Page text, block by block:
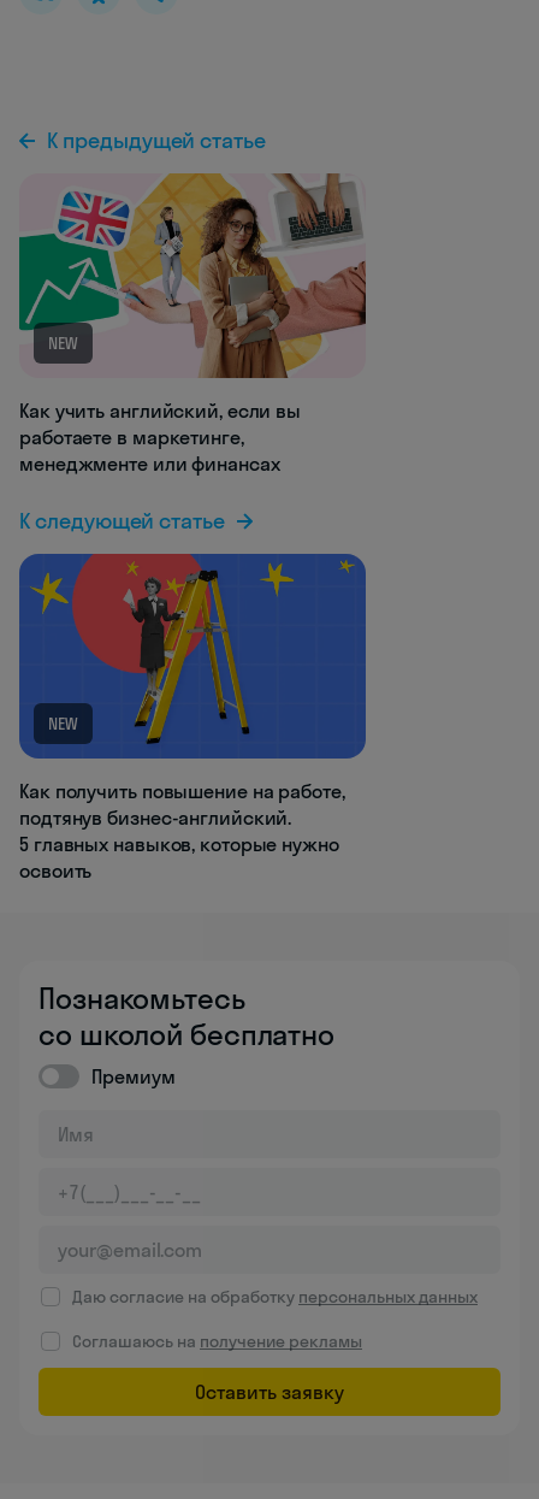
К предыдущей статье
NEW
Как учить английский, если вы
работаете в маркетинге,
менеджменте или финансах
К следующей статье
NEW
Как получить повышение на работе,
подтянув бизнес-английский.
5 главных навыков, которые нужно
освоить
Познакомьтесь
со школой бесплатно
Премиум
Даю согласие на обработку персональных данных
Соглашаюсь на получение рекламы
Оставить заявку